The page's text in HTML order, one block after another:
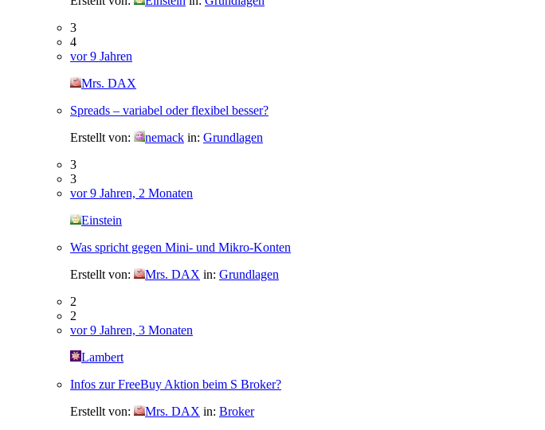
3
4
vor 9 Jahren
Mrs. DAX
Spreads – variabel oder flexibel besser?
Erstellt von:
nemack in: Grundlagen
3
3
vor 9 Jahren, 2 Monaten
Einstein
Was spricht gegen Mini- und Mikro-Konten
Erstellt von:
Mrs. DAX in: Grundlagen
2
2
vor 9 Jahren, 3 Monaten
Lambert
Infos zur FreeBuy Aktion beim S Broker?
Erstellt von:
Mrs. DAX in: Broker